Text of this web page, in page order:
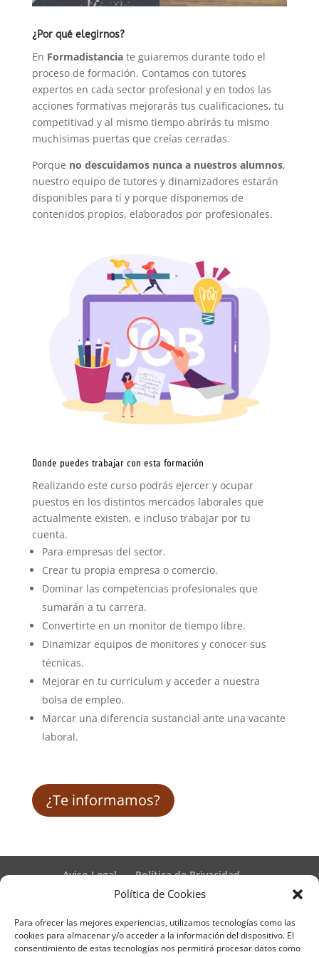
Política de Cookies
Para ofrecer las mejores experiencias, utilizamos tecnologías como las
cookies para almacenar y/o acceder a la información del dispositivo. El
consentimiento de estas tecnologías nos permitirá procesar datos como
¿Por qué elegirnos?
En Formadistanciate guiaremos durante todo el
proceso de formación. Contamos con tutores
expertos en cada sector profesional y en todos las
acciones formativas mejorarás tus cualificaciones, tu
competitivad y al mismo tiempo abrirás tu mismo
muchisimas puertas que creías cerradas.
Porque no descuidamos nunca a nuestros alumnos,
nuestro equipo de tutores y dinamizadores estarán
disponibles para tí y porque disponemos de
contenidos propios, elaborados por profesionales.
Donde puedes trabajar con esta formación
Realizando este curso podrás ejercer y ocupar
puestos en los distintos mercados laborales que
actualmente existen, e incluso trabajar por tu
cuenta.
Para empresas del sector.
Crear tu propia empresa o comercio.
Dominar las competencias profesionales que
sumarán a tu carrera.
Convertirte en un monitor de tiempo libre.
Dinamizar equipos de monitores y conocer sus
técnicas.
Mejorar en tu curriculum y acceder a nuestra
bolsa de empleo.
Marcar una diferencia sustancial ante una vacante
laboral.
¿Te informamos?
Aviso Legal
Política de Privacidad
Términos y condiciones – Contrato de matrícula
Formulario de Datos necesarios para alta
Métodos de pago SEQURA
Métodos de pago